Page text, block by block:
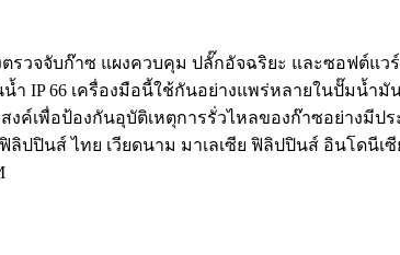
รื่องตรวจจับก๊าซ แผงควบคุม ปลั๊กอัจฉริยะ และซอ
ำ IP 66 เครื่องมือนี้ใช้กันอย่างแพร่หลายในปั๊มน้ำ
ค์เพื่อป้องกันอุบัติเหตุการรั่วไหลของก๊าซอย่างมี
ปปินส์ ไทย เวียดนาม มาเลเซีย ฟิลิปปินส์ อินโดนีเ